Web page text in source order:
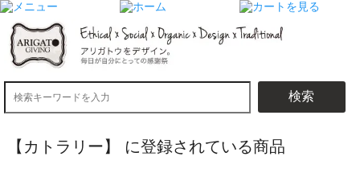
検索
【カトラリー】 に登録されている商品